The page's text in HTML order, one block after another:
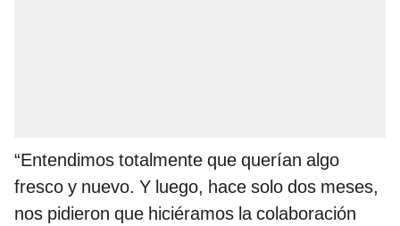
“Entendimos totalmente que querían algo
fresco y nuevo. Y luego, hace solo dos meses,
nos pidieron que hiciéramos la colaboración